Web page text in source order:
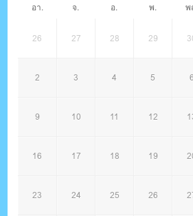
อา. จ. อ. พ. พ
26 27 28 29
2 3 4 5 6
9 10 11 12
16 17 18 19
23 24 25 26